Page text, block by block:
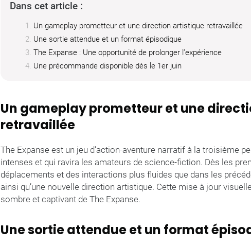
Dans cet article :
Un gameplay prometteur et une direction artistique retravaillée
Une sortie attendue et un format épisodique
The Expanse : Une opportunité de prolonger l’expérience
Une précommande disponible dès le 1er juin
Un gameplay prometteur et une
retravaillée
The Expanse est un jeu d’action-aventure narratif à la troisième
intenses et qui ravira les amateurs de science-fiction. Dès les
déplacements et des interactions plus fluides que dans les
ainsi qu’une nouvelle direction artistique. Cette mise à jour
sombre et captivant de The Expanse.
Une sortie attendue et un format